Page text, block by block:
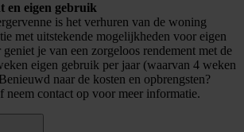
en eigen gebruik
is het verhuren van de woning
met uitstekende mogelijkheden voor eigen
je van een zorgeloos rendement met de
eigen gebruik per jaar (waarvan 4 weken
naar de kosten en opbrengsten?
neem contact op voor meer informatie.